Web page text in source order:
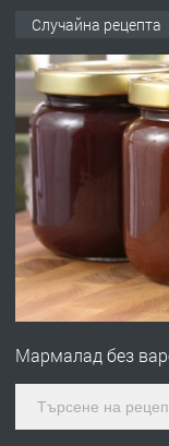
ПРЕДЛАГА
ПРЕДЛАГА
Случайна рецепта
Мармалад без